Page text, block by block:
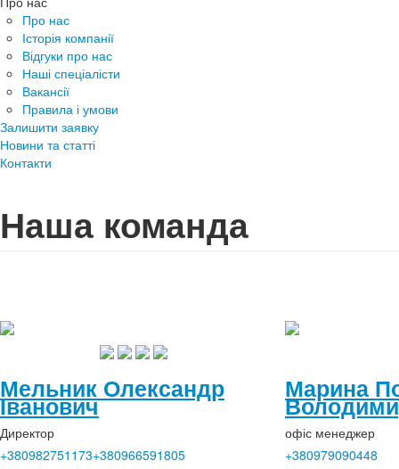
Про нас
Історія компанії
Відгуки про нас
Наші спеціалісти
Вакансії
Правила і умови
Залишити заявку
Новини та статті
Контакти
Наша команда
Мельник Олександр
Іванович
Директор
+380982751173+380966591805
Марина
офіс менеджер
+380979090448